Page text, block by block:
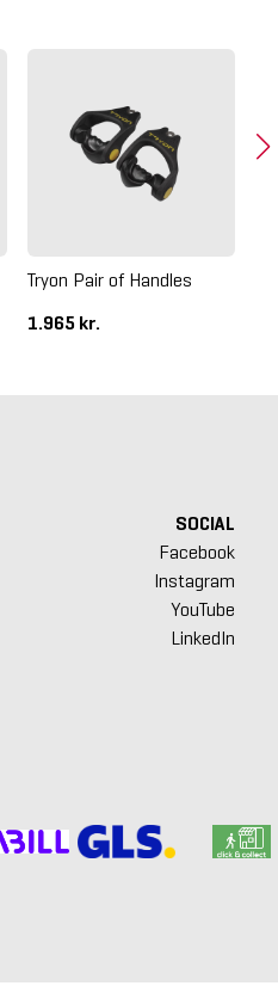
Tryon Pair of Handles
1.965 kr.
SOCIAL
Facebook
Instagram
YouTube
LinkedIn